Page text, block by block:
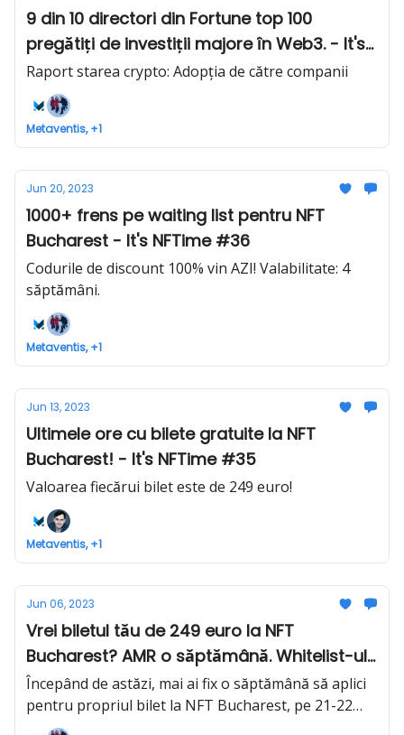
9 din 10 directori din Fortune top 100
pregătiți de investiții majore în Web3. - It's
NFTime #37
Raport starea crypto: Adopția de către companii
Metaventis, +1
Jun 20, 2023
1000+ frens pe waiting list pentru NFT
Bucharest - It's NFTime #36
Codurile de discount 100% vin AZI! Valabilitate: 4
săptămâni.
Metaventis, +1
Jun 13, 2023
Ultimele ore cu bilete gratuite la NFT
Bucharest! - It's NFTime #35
Valoarea fiecărui bilet este de 249 euro!
Metaventis, +1
Jun 06, 2023
Vrei biletul tău de 249 euro la NFT
Bucharest? AMR o săptămână. Whitelist-ul
depășește deja 100k EUR - It's NFTime #34
Începând de astăzi, mai ai fix o săptămână să aplici
pentru propriul bilet la NFT Bucharest, pe 21-22
octombrie, în valoare de 249 euro.